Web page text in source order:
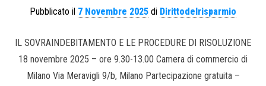
Pubblicato il 7 Novembre 2025 di Dirittodelrisparmio
IL SOVRAINDEBITAMENTO E LE PROCEDURE DI RISOLUZIONE
18 novembre 2025 – ore 9.30-13.00 Camera di commercio di
Milano Via Meravigli 9/b, Milano Partecipazione gratuita –